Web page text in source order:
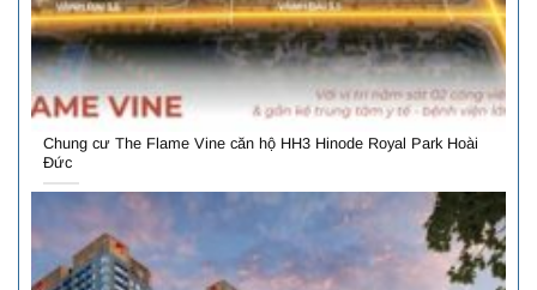
Chung cư The Flame Vine căn hộ HH3 Hinode Royal Park Hoài
Đức